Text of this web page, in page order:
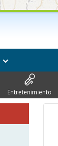
Entretenimiento